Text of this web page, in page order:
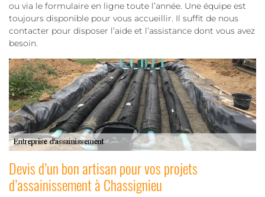
ou via le formulaire en ligne toute l’année. Une équipe est
toujours disponible pour vous accueillir. Il suffit de nous
contacter pour disposer l’aide et l’assistance dont vous avez
besoin.
Devis d’un bon artisan pour vos projets
d’assainissement à Chassignieu